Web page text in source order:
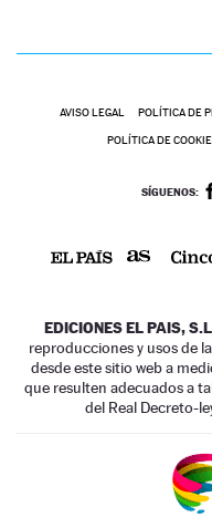
AVISO LEGAL POLÍTICA DE
POLÍTICA DE
SÍGUENOS:
EDICIONES EL PAIS,
reproducciones y usos de
desde este sitio web a
que resulten adecuados a
del Real Decreto-